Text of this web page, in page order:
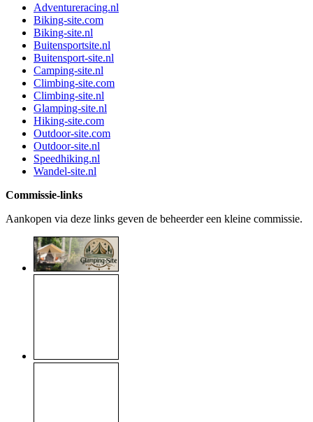
Adventureracing.nl
Biking-site.com
Biking-site.nl
Buitensportsite.nl
Buitensport-site.nl
Camping-site.nl
Climbing-site.com
Climbing-site.nl
Glamping-site.nl
Hiking-site.com
Outdoor-site.com
Outdoor-site.nl
Speedhiking.nl
Wandel-site.nl
Commissie-links
Aankopen via deze links geven de beheerder een kleine commissie.